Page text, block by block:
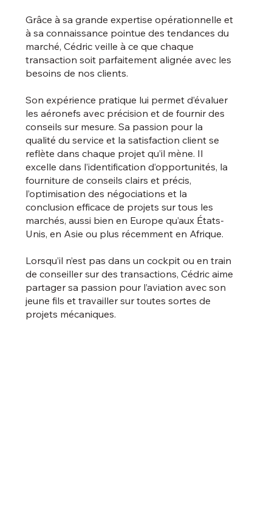
Grâce à sa grande expertise opérationnelle et
à sa connaissance pointue des tendances du
marché, Cédric veille à ce que chaque
transaction soit parfaitement alignée avec les
besoins de nos clients.
Son expérience pratique lui permet d’évaluer
les aéronefs avec précision et de fournir des
conseils sur mesure. Sa passion pour la
qualité du service et la satisfaction client se
reflète dans chaque projet qu’il mène. Il
excelle dans l’identification d’opportunités, la
fourniture de conseils clairs et précis,
l’optimisation des négociations et la
conclusion efficace de projets sur tous les
marchés, aussi bien en Europe qu’aux États-
Unis, en Asie ou plus récemment en Afrique.
Lorsqu’il n’est pas dans un cockpit ou en train
de conseiller sur des transactions, Cédric aime
partager sa passion pour l’aviation avec son
jeune fils et travailler sur toutes sortes de
projets mécaniques.